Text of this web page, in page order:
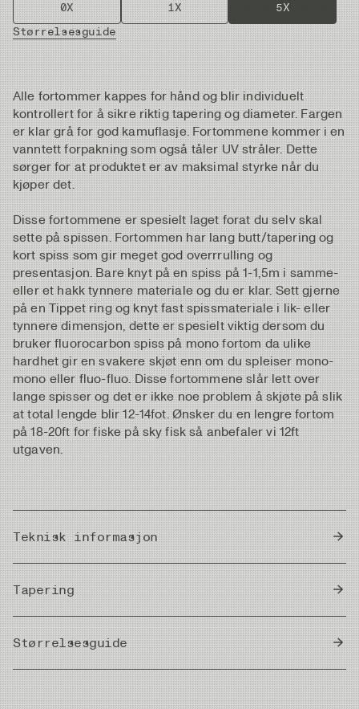
0X
1X
5X
Størrelsesguide
Alle fortommer kappes for hånd og blir individuelt
kontrollert for å sikre riktig tapering og diameter. Fargen
er klar grå for god kamuflasje. Fortommene kommer i en
vanntett forpakning som også tåler UV stråler. Dette
sørger for at produktet er av maksimal styrke når du
kjøper det.
Disse fortommene er spesielt laget forat du selv skal
sette på spissen. Fortommen har lang butt/tapering og
kort spiss som gir meget god overrrulling og
presentasjon. Bare knyt på en spiss på 1-1,5m i samme-
eller et hakk tynnere materiale og du er klar. Sett gjerne
på en Tippet ring og knyt fast spissmateriale i lik- eller
tynnere dimensjon, dette er spesielt viktig dersom du
bruker fluorocarbon spiss på mono fortom da ulike
hardhet gir en svakere skjøt enn om du spleiser mono-
mono eller fluo-fluo. Disse fortommene slår lett over
lange spisser og det er ikke noe problem å skjøte på slik
at total lengde blir 12-14fot. Ønsker du en lengre fortom
på 18-20ft for fiske på sky fisk så anbefaler vi 12ft
utgaven.
Teknisk informasjon
Country of Origin Japan
Tapering
Størrelsesguide
Meter/Cm|Fot/Tum
Butt Diam. Tip Diam. Strength